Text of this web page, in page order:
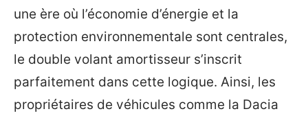
une ère où l’économie d’énergie et la
protection environnementale sont centrales,
le double volant amortisseur s’inscrit
parfaitement dans cette logique. Ainsi, les
propriétaires de véhicules comme la Dacia